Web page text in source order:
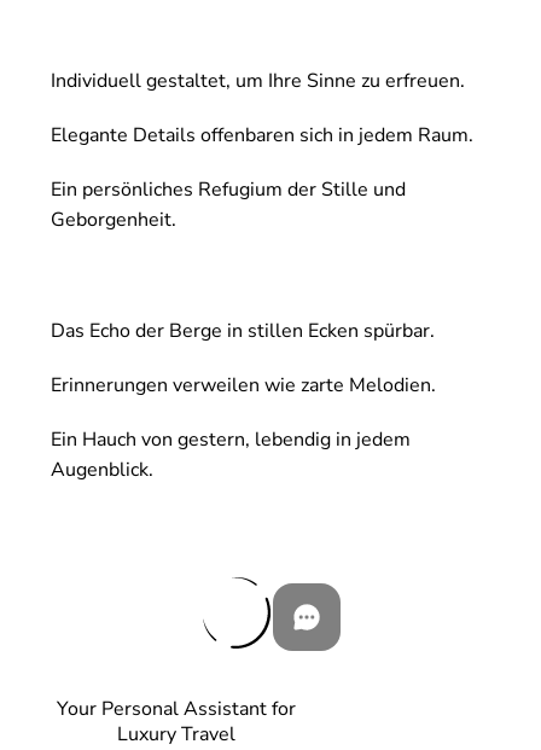
Your Personal Assistant for
Luxury Travel
Individuell gestaltet, um Ihre Sinne zu erfreuen.
Elegante Details offenbaren sich in jedem Raum.
Ein persönliches Refugium der Stille und
Geborgenheit.
Das Echo der Berge in stillen Ecken spürbar.
Erinnerungen verweilen wie zarte Melodien.
Ein Hauch von gestern, lebendig in jedem
Augenblick.